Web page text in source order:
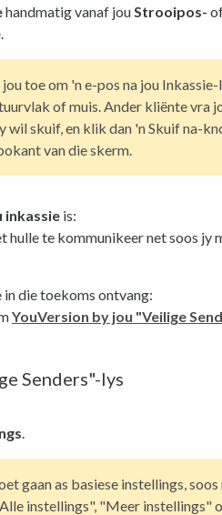
handmatig vanaf jouStrooipos-
.
toe om 'n e-pos na jou
of muis. Ander kliënte vra
wil skuif, en klik dan 'n Skuif na-
van die skerm.
inkassie is:
hulle te kommunikeer net soos jy
die toekoms ontvang:
YouVersion by jou "Veilige
Senders"-lys
.
gaan as basiese instellings, soos
instellings", "Meer instellings"